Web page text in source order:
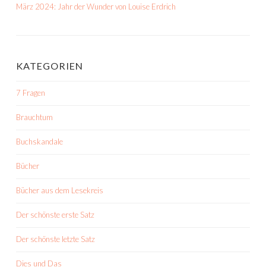
März 2024: Jahr der Wunder von Louise Erdrich
KATEGORIEN
7 Fragen
Brauchtum
Buchskandale
Bücher
Bücher aus dem Lesekreis
Der schönste erste Satz
Der schönste letzte Satz
Dies und Das